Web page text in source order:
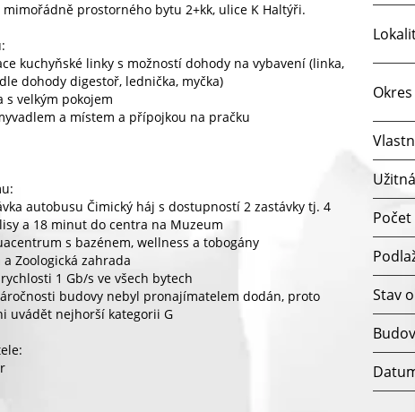
prostorného bytu 2+kk, ulice K Haltýři.
kuchyňské linky s možností dohody na vybavení (linka,
dohody digestoř, lednička, myčka)
s velkým pokojem
a místem a přípojkou na pračku
autobusu Čimický háj s dostupností 2 zastávky tj. 4
a 18 minut do centra na Muzeum
s bazénem, wellness a tobogány
Zoologická zahrada
1 Gb/s ve všech bytech
budovy nebyl pronajímatelem dodán, proto
uvádět nejhorší kategorii G
Okres
Stav